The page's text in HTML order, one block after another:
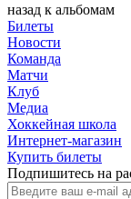
назад к альбомам
Билеты
Новости
Команда
Матчи
Клуб
Медиа
Хоккейная школа
Интернет-магазин
Купить билеты
Подпишитесь на